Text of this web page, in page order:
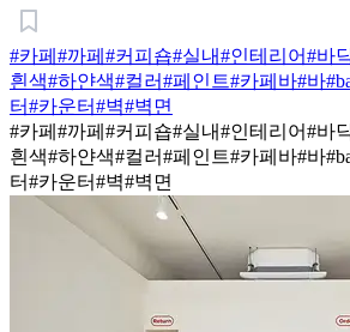
#카페 #까페 #커피숍#실내#인테리어#바
흰색#하얀색#컬러#페인트#카페바#바
터#카운터#벽#벽면
#카페 #까페 #커피숍#실내#인테리어#바
흰색#하얀색#컬러#페인트#카페바#바
터#카운터#벽#벽면